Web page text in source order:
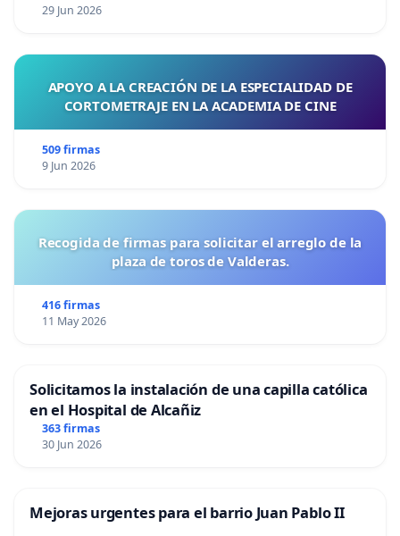
29 Jun 2026
APOYO A LA CREACIÓN DE LA ESPECIALIDAD DE
CORTOMETRAJE EN LA ACADEMIA DE CINE
509 firmas
9 Jun 2026
Recogida de firmas para solicitar el arreglo de la
plaza de toros de Valderas.
416 firmas
11 May 2026
Solicitamos la instalación de una capilla católica
en el Hospital de Alcañiz
363 firmas
30 Jun 2026
Mejoras urgentes para el barrio Juan Pablo II